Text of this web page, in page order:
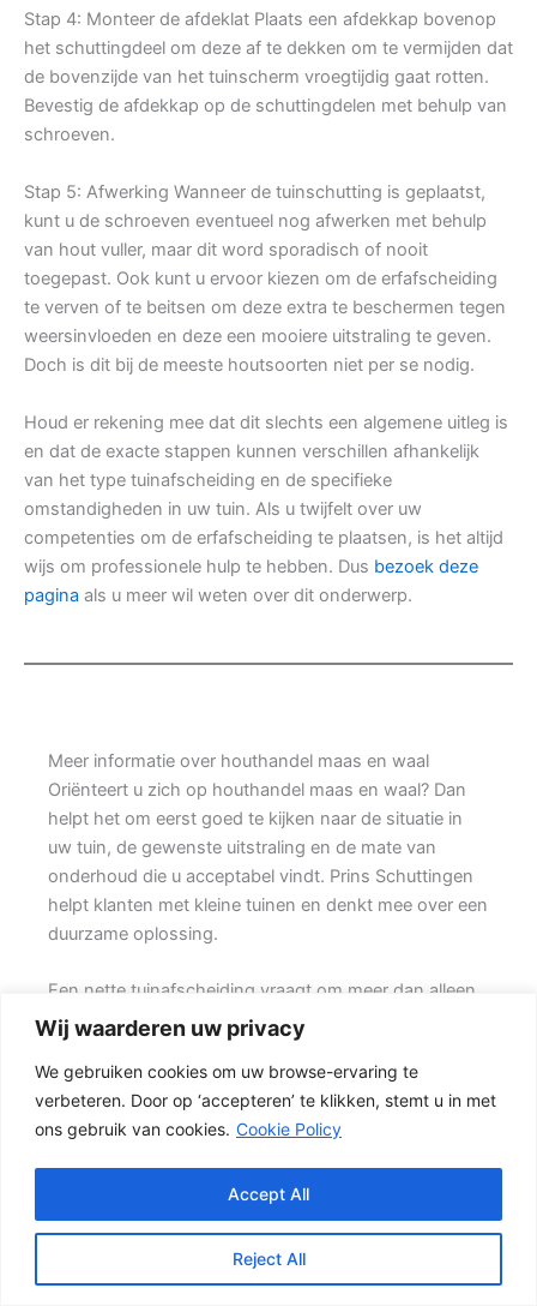
Wij waarderen uw privacy
We gebruiken cookies om uw browse-ervaring te
verbeteren. Door op ‘accepteren’ te klikken, stemt u in met
ons gebruik van cookies. Cookie Policy
Reject All
Accept All
Stap 4: Monteer de afdeklat Plaats een afdekkap bovenop
het schuttingdeel om deze af te dekken om te vermijden dat
de bovenzijde van het tuinscherm vroegtijdig gaat rotten.
Bevestig de afdekkap op de schuttingdelen met behulp van
schroeven.
Stap 5: Afwerking Wanneer de tuinschutting is geplaatst,
kunt u de schroeven eventueel nog afwerken met behulp
van hout vuller, maar dit word sporadisch of nooit
toegepast. Ook kunt u ervoor kiezen om de erfafscheiding
te verven of te beitsen om deze extra te beschermen tegen
weersinvloeden en deze een mooiere uitstraling te geven.
Doch is dit bij de meeste houtsoorten niet per se nodig.
Houd er rekening mee dat dit slechts een algemene uitleg is
en dat de exacte stappen kunnen verschillen afhankelijk
van het type tuinafscheiding en de specifieke
omstandigheden in uw tuin. Als u twijfelt over uw
competenties om de erfafscheiding te plaatsen, is het altijd
wijs om professionele hulp te hebben. Dus bezoek deze
pagina als u meer wil weten over dit onderwerp.
Meer informatie over houthandel maas en waal
Oriënteert u zich op houthandel maas en waal? Dan
helpt het om eerst goed te kijken naar de situatie in
uw tuin, de gewenste uitstraling en de mate van
onderhoud die u acceptabel vindt. Prins Schuttingen
helpt klanten met kleine tuinen en denkt mee over een
duurzame oplossing.
Een nette tuinafscheiding vraagt om meer dan alleen
een paar schermen en palen. Wilt u vooral een luxe
uitstraling, dan kan een hout-beton schutting met
hoge betonplaat of zwarte accenten goed passen.
Ook de ondergrond, de lengte van de schutting en de
aanwezigheid van poorten of hoeken hebben invloed
op de beste oplossing.
De juiste keuze voor uw tuin
Een hout-beton schutting is populair omdat deze